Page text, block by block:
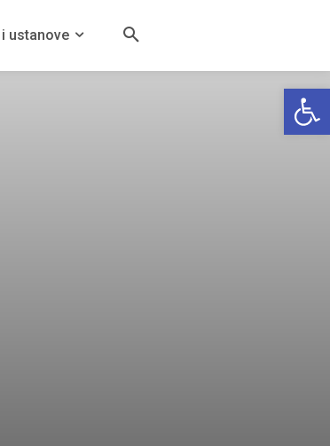
ustanove